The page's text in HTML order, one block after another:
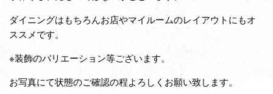
ダイニングはもちろんお店やマイルームのレイアウトにもオ
ススメです。
※装飾のバリエーション等ございます。
お写真にて状態のご確認の程よろしくお願い致します。